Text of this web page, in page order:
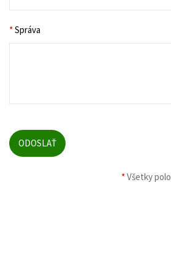
*Správa
*Všetky